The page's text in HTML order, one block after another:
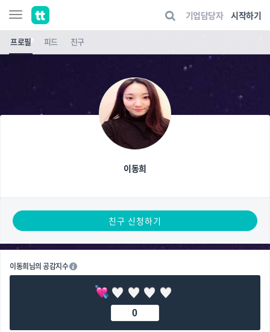
기업담당자 시작하기
프로필 피드 친구
이동희
친구 신청하기
이동희님의 공감지수
0